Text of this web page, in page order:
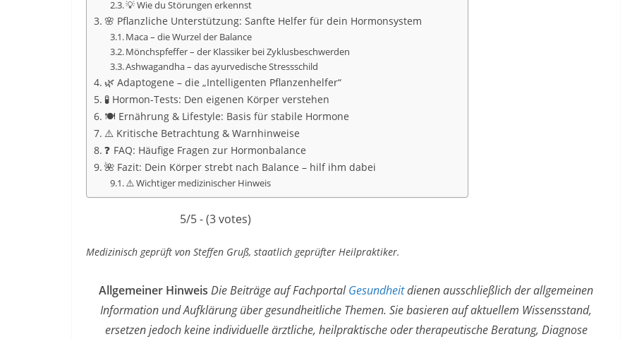
💡 Wie du Störungen erkennst
🌸 Pflanzliche Unterstützung: Sanfte Helfer für dein Hormonsystem
Maca – die Wurzel der Balance
Mönchspfeffer – der Klassiker bei Zyklusbeschwerden
Ashwagandha – das ayurvedische Stressschild
🌿 Adaptogene – die „Intelligenten Pflanzenhelfer“
🧪 Hormon-Tests: Den eigenen Körper verstehen
🍽️ Ernährung & Lifestyle: Basis für stabile Hormone
⚠️ Kritische Betrachtung & Warnhinweise
❓ FAQ: Häufige Fragen zur Hormonbalance
🌺 Fazit: Dein Körper strebt nach Balance – hilf ihm dabei
⚠️ Wichtiger medizinischer Hinweis
5/5 - (3 votes)
Medizinisch geprüft von Steffen Gruß, staatlich geprüfter Heilpraktiker.
Allgemeiner Hinweis Die Beiträge auf FachportalGesundheitdienen ausschließlich der allgemeinen
Information und Aufklärung über gesundheitliche Themen. Sie basieren auf aktuellem Wissensstand,
ersetzen jedoch keine individuelle ärztliche, heilpraktische oder therapeutische Beratung, Diagnose